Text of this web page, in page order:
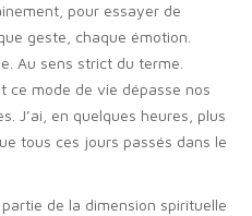
pour essayer de
geste, chaque émotion.
Au sens strict du terme.
ce mode de vie dépasse nos
J’ai, en quelques heures, plus
tous ces jours passés dans le
de la dimension spirituelle